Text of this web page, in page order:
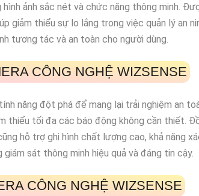
ảnh sắc nét và chức năng thông minh.
giảm thiểu sự lo lắng trong việc quản lý an
tương tác và an toàn cho người dùng.
CÔNG NGHỆ WIZSENSE
năng đột phá để mang lại trải nghiệm an
tối đa các báo động không cần thiết.
hỗ trợ ghi hình chất lượng cao, khả năng
sát thông minh hiệu quả và đáng tin cậy.
CÔNG NGHỆ WIZSENSE